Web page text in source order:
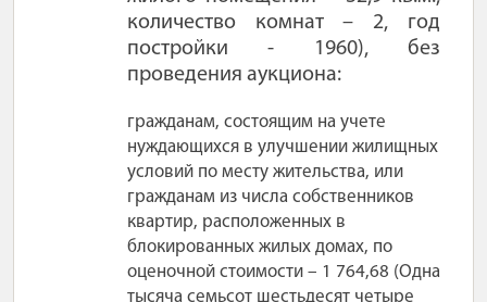
количество комнат – 2, год
постройки - 1960), без
проведения аукциона:
гражданам, состоящим на учете
нуждающихся в улучшении жилищных
условий по месту жительства, или
гражданам из числа собственников
квартир, расположенных в
блокированных жилых домах, по
оценочной стоимости – 1 764,68 (Одна
тысяча семьсот шестьдесят четыре